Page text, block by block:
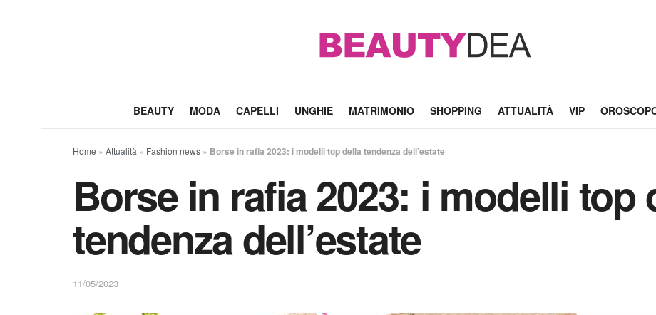
BEAUTY MODA CAPELLI UNGHIE MATRIMONIO SHOPPING ATTUALITÀ VIP
Home » Attualità » Fashion news » Borse in rafia 2023: i modelli top della tendenza dell’estate
Borse in rafia 2023: i modelli top
tendenza dell’estate
11/05/2023